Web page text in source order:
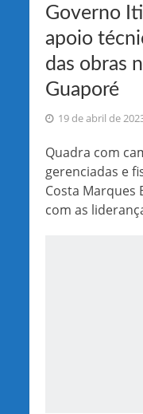
Governo
apoio
das obras
Guaporé
19 de abril de
Quadra com
gerenciadas e
Costa Marques
com as